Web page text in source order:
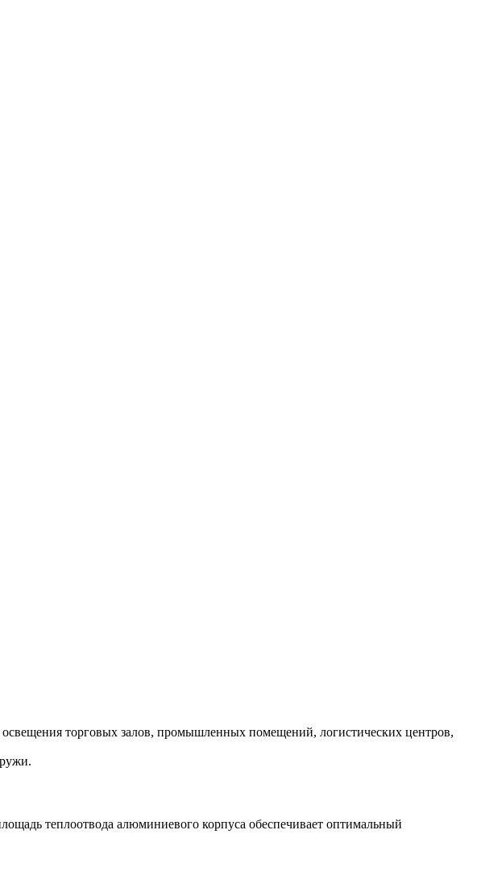
торговых залов, промышленных помещений, логистических центров,
теплоотвода алюминиевого корпуса обеспечивает оптимальный